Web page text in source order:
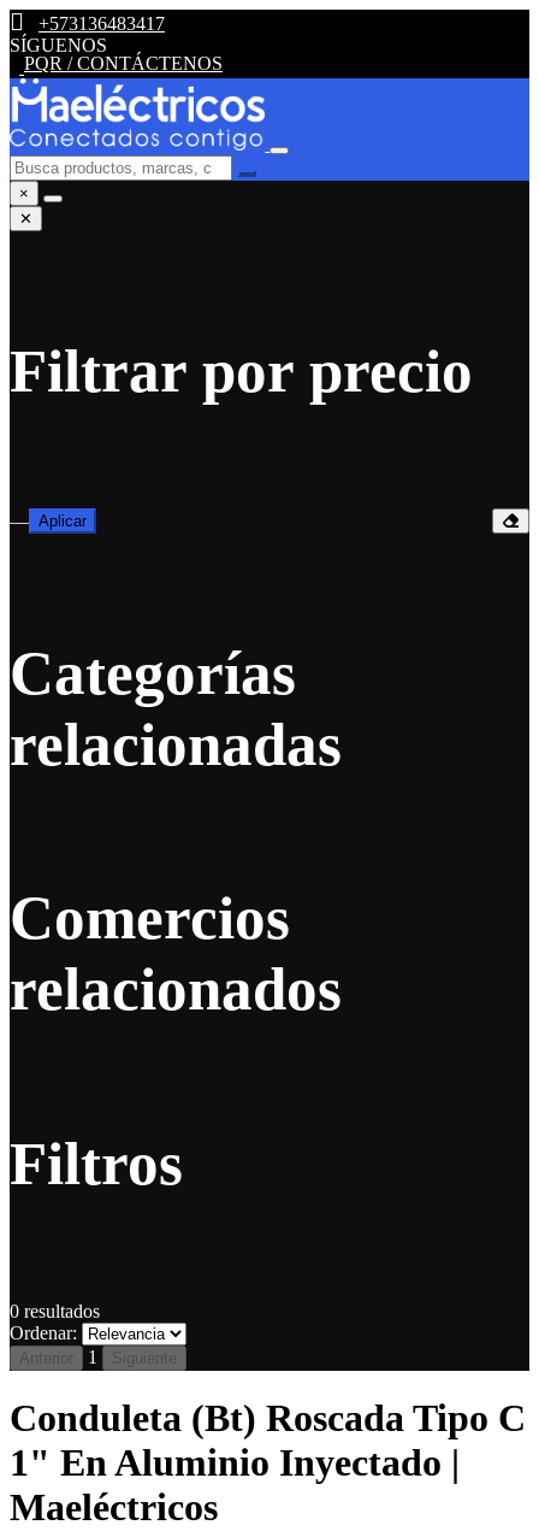
+573136483417
SÍGUENOS
PQR / CONTÁCTENOS
×
✕
Filtrar por precio
— Aplicar
Categorías
relacionadas
Comercios
relacionados
Filtros
0 resultados
Ordenar:
Anterior 1 Siguiente
Conduleta (Bt) Roscada Tipo C
1" En Aluminio Inyectado |
Maeléctricos